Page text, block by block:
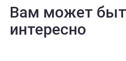
Вам может
интересно